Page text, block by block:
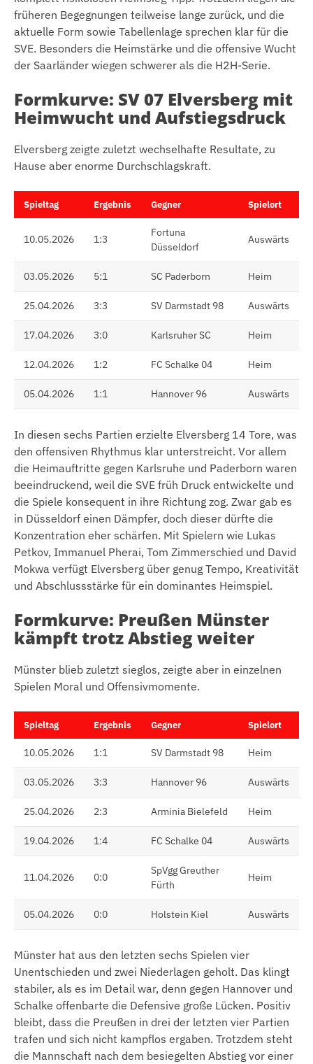
früheren Begegnungen teilweise lange zurück, und die
aktuelle Form sowie Tabellenlage sprechen klar für die
SVE. Besonders die Heimstärke und die offensive Wucht
der Saarländer wiegen schwerer als die H2H-Serie.
Formkurve: SV 07 Elversberg mit
Heimwucht und Aufstiegsdruck
Elversberg zeigte zuletzt wechselhafte Resultate, zu
Hause aber enorme Durchschlagskraft.
Spieltag Ergebnis Gegner Spielort
10.05.2026 1:3
Fortuna
Düsseldorf
Auswärts
03.05.2026 5:1 SC Paderborn Heim
25.04.2026 3:3 SV Darmstadt 98 Auswärts
17.04.2026 3:0 Karlsruher SC Heim
12.04.2026 1:2 FC Schalke 04 Heim
05.04.2026 1:1 Hannover 96 Auswärts
In diesen sechs Partien erzielte Elversberg 14 Tore, was
den offensiven Rhythmus klar unterstreicht. Vor allem
die Heimauftritte gegen Karlsruhe und Paderborn waren
beeindruckend, weil die SVE früh Druck entwickelte und
die Spiele konsequent in ihre Richtung zog. Zwar gab es
in Düsseldorf einen Dämpfer, doch dieser dürfte die
Konzentration eher schärfen. Mit Spielern wie Lukas
Petkov, Immanuel Pherai, Tom Zimmerschied und David
Mokwa verfügt Elversberg über genug Tempo, Kreativität
und Abschlussstärke für ein dominantes Heimspiel.
Formkurve: Preußen Münster
kämpft trotz Abstieg weiter
Münster blieb zuletzt sieglos, zeigte aber in einzelnen
Spielen Moral und Offensivmomente.
Spieltag Ergebnis Gegner Spielort
10.05.2026 1:1 SV Darmstadt 98 Heim
03.05.2026 3:3 Hannover 96 Auswärts
25.04.2026 2:3 Arminia Bielefeld Heim
19.04.2026 1:4 FC Schalke 04 Auswärts
11.04.2026 0:0
SpVgg Greuther
Fürth
Heim
05.04.2026 0:0 Holstein Kiel Auswärts
Münster hat aus den letzten sechs Spielen vier
Unentschieden und zwei Niederlagen geholt. Das klingt
stabiler, als es im Detail war, denn gegen Hannover und
Schalke offenbarte die Defensive große Lücken. Positiv
bleibt, dass die Preußen in drei der letzten vier Partien
trafen und sich nicht kampflos ergaben. Trotzdem steht
die Mannschaft nach dem besiegelten Abstieg vor einer